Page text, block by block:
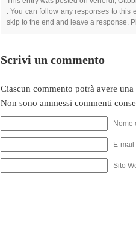
. You can follow any responses to this
skip to the end and leave a response.
Scrivi un commento
Ciascun commento potrà avere
Non sono ammessi commenti
Nome
E-
Sito